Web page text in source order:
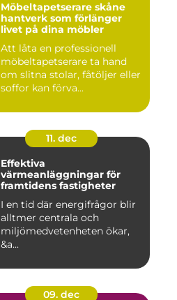
Möbeltapetserare skåne
hantverk som förlänger
livet på dina möbler
Att låta en professionell
möbeltapetserare ta hand
om slitna stolar, fåtöljer eller
soffor kan förva...
11. dec
Effektiva
värmeanläggningar för
framtidens fastigheter
I en tid där energifrågor blir
alltmer centrala och
miljömedvetenheten ökar,
&a...
09. dec